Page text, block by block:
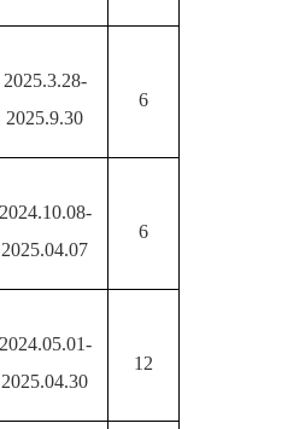
2025.3.28-
2025.9.30
6
2024.10.08-
2025.04.07
6
2024.05.01-
2025.04.30
12